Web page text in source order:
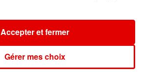
SHAKIRA FEAT. BURNA
CHRISTOPHE MAE
Gérer mes choix
Accepter et fermer